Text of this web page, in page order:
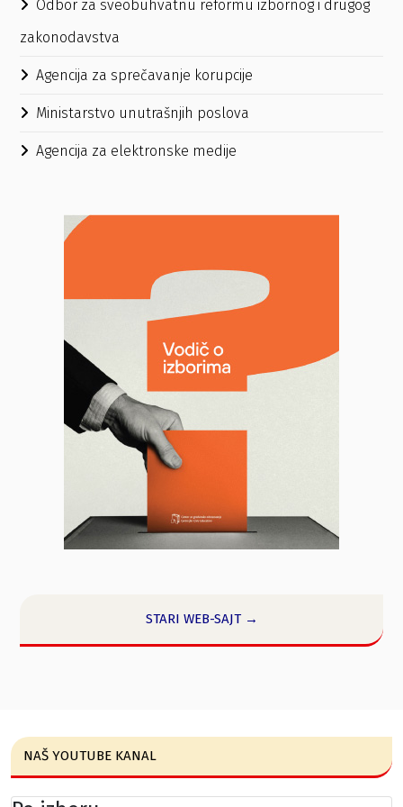
Odbor za sveobuhvatnu reformu izbornog i drugog
zakonodavstva
Agencija za sprečavanje korupcije
Ministarstvo unutrašnjih poslova
Agencija za elektronske medije
STARI WEB-SAJT →
NAŠ YOUTUBE KANAL